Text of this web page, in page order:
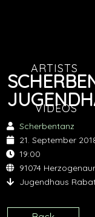
ARTISTS
VIDEOS
Scherbentanz
21. September
19:00
91074
Jugendhaus